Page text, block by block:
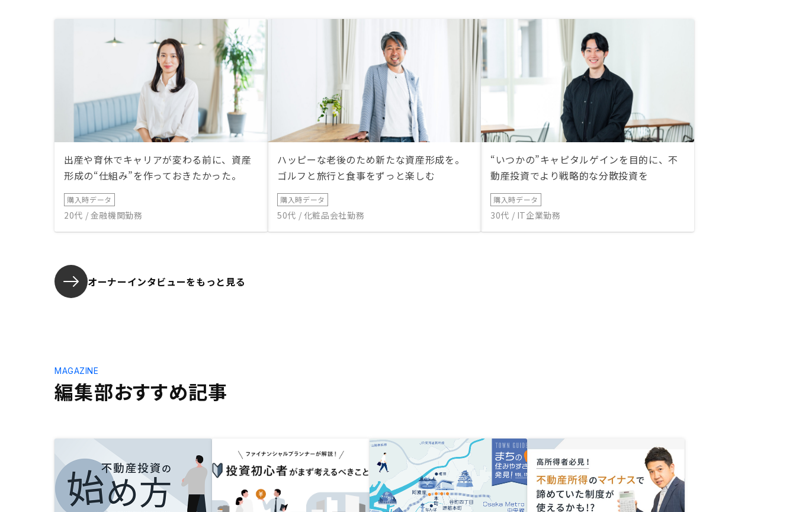
出産や育休でキャリアが変わる前に、資産
形成の“仕組み”を作っておきたかった。
購入時データ
20代 / 金融機関勤務
ハッピーな老後のため新たな資産形成を。
ゴルフと旅行と食事をずっと楽しむ
購入時データ
50代 / 化粧品会社勤務
“いつかの”キャピタルゲインを目的に、不
動産投資でより戦略的な分散投資を
購入時データ
30代 / IT企業勤務
オーナーインタビューをもっと見る
編集部おすすめ記事
MAGAZINE